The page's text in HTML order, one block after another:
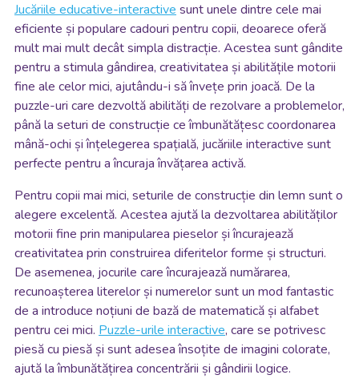
Jucăriile educative-interactive sunt unele dintre cele mai
eficiente și populare cadouri pentru copii, deoarece oferă
mult mai mult decât simpla distracție. Acestea sunt gândite
pentru a stimula gândirea, creativitatea și abilitățile motorii
fine ale celor mici, ajutându-i să învețe prin joacă. De la
puzzle-uri care dezvoltă abilități de rezolvare a problemelor,
până la seturi de construcție ce îmbunătățesc coordonarea
mână-ochi și înțelegerea spațială, jucăriile interactive sunt
perfecte pentru a încuraja învățarea activă.
Pentru copii mai mici, seturile de construcție din lemn sunt o
alegere excelentă. Acestea ajută la dezvoltarea abilităților
motorii fine prin manipularea pieselor și încurajează
creativitatea prin construirea diferitelor forme și structuri.
De asemenea, jocurile care încurajează numărarea,
recunoașterea literelor și numerelor sunt un mod fantastic
de a introduce noțiuni de bază de matematică și alfabet
pentru cei mici. Puzzle-urile interactive, care se potrivesc
piesă cu piesă și sunt adesea însoțite de imagini colorate,
ajută la îmbunătățirea concentrării și gândirii logice.